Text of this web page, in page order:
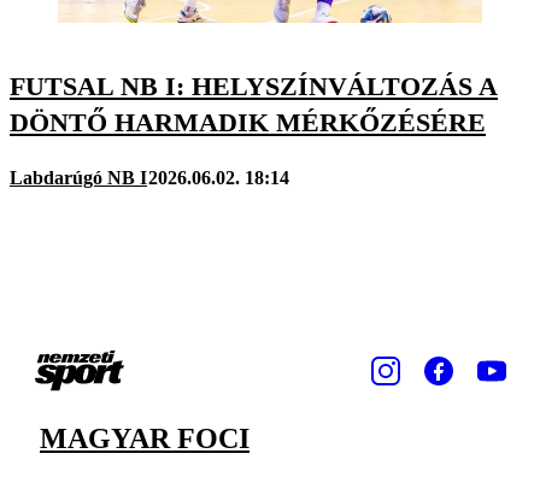
FUTSAL NB I: HELYSZÍNVÁLTOZÁS A
DÖNTŐ HARMADIK MÉRKŐZÉSÉRE
Labdarúgó NB I2026.06.02. 18:14
MAGYAR FOCI